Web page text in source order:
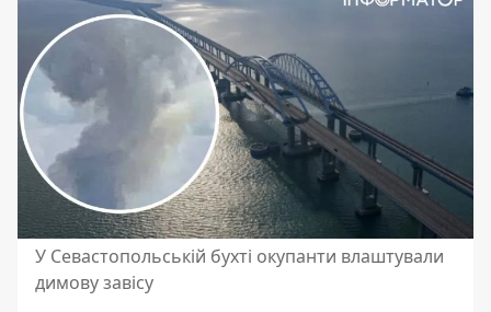
У Севастопольській бухті окупанти влаштували
димову завісу